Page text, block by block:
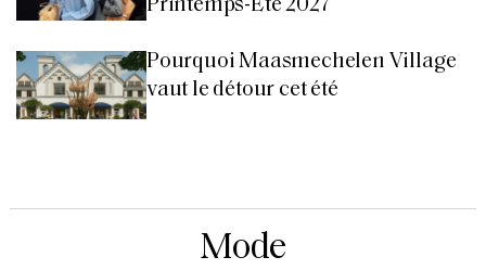
Printemps-Été 2027
Pourquoi Maasmechelen Village
vaut le détour cet été
Mode